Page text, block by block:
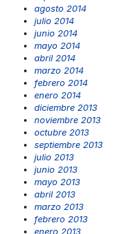
agosto 2014
julio 2014
junio 2014
mayo 2014
abril 2014
marzo 2014
febrero 2014
enero 2014
diciembre 2013
noviembre 2013
octubre 2013
septiembre 2013
julio 2013
junio 2013
mayo 2013
abril 2013
marzo 2013
febrero 2013
enero 2013